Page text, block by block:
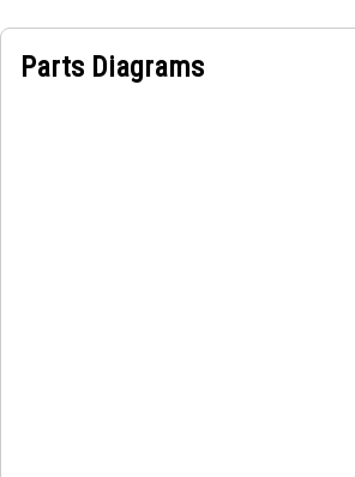
Parts Diagrams